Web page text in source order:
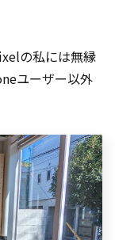
の私には無縁
ユーザー以外